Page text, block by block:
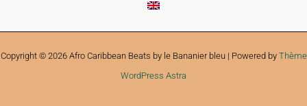
Copyright © 2026 Afro Caribbean Beats by le Bananier bleu | Powered by Thème
WordPress Astra